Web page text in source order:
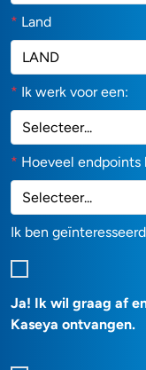
* Land
* Ik werk voor een:
* Hoeveel endpoints
Ik ben
Ja! Ik wil graag af
Kaseya ontvangen.